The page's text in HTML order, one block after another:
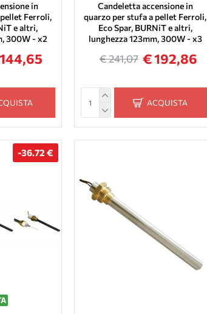
in
Ferroli,
e altri,
300W - x2
Candeletta accensione in
quarzo per stufa a pellet Ferroli,
Eco Spar, BURNiT e altri,
lunghezza 123mm, 300W - x3
€ 192,86
€ 241,07
ACQUISTA
-36.72 €